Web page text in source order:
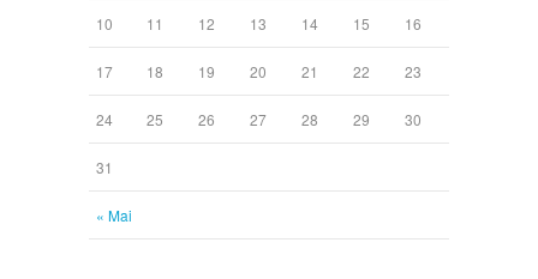
« Mai
10 11 12 13 14 15 16
17 18 19 20 21 22 23
24 25 26 27 28 29 30
31